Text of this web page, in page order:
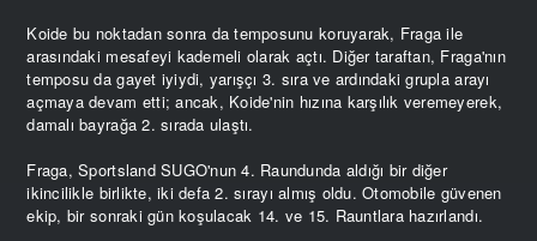
Koide bu noktadan sonra da temposunu koruyarak, Fraga ile
arasındaki mesafeyi kademeli olarak açtı. Diğer taraftan, Fraga'nın
temposu da gayet iyiydi, yarışçı 3. sıra ve ardındaki grupla arayı
açmaya devam etti; ancak, Koide'nin hızına karşılık veremeyerek,
damalı bayrağa 2. sırada ulaştı.
Fraga, Sportsland SUGO'nun 4. Raundunda aldığı bir diğer
ikincilikle birlikte, iki defa 2. sırayı almış oldu. Otomobile güvenen
ekip, bir sonraki gün koşulacak 14. ve 15. Rauntlara hazırlandı.